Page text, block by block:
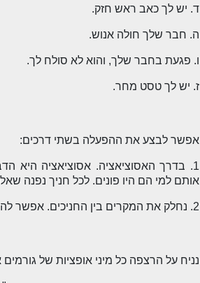
ד. יש לך כאב ראש חזק.
ה. חבר שלך חולה אנוש.
ו. פגעת בחבר שלך, והוא לא סולח לך.
ז. יש לך טסט מחר.
אפשר לבצע את ההפעלה בשתי דרכים:
1. בדרך האסוציאציה. אסוציאציה היא
אותם למי הם היו פונים. לכל חניך נפנה
2. נחלק את המקרים בין החניכים. אפשר להוסיף עוד מקרים או לחלק את אותו מקרה לכמה חניכים.
נניח על הרצפה כל מיני אופציות של